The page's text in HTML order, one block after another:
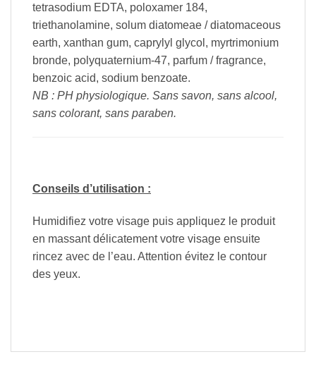
tetrasodium EDTA, poloxamer 184,
triethanolamine, solum diatomeae / diatomaceous
earth, xanthan gum, caprylyl glycol, myrtrimonium
bronde, polyquaternium-47, parfum / fragrance,
benzoic acid, sodium benzoate.
NB : PH physiologique. Sans savon, sans alcool,
sans colorant, sans paraben.
Conseils d’utilisation :
Humidifiez votre visage puis appliquez le produit
en massant délicatement votre visage ensuite
rincez avec de l’eau. Attention évitez le contour
des yeux.